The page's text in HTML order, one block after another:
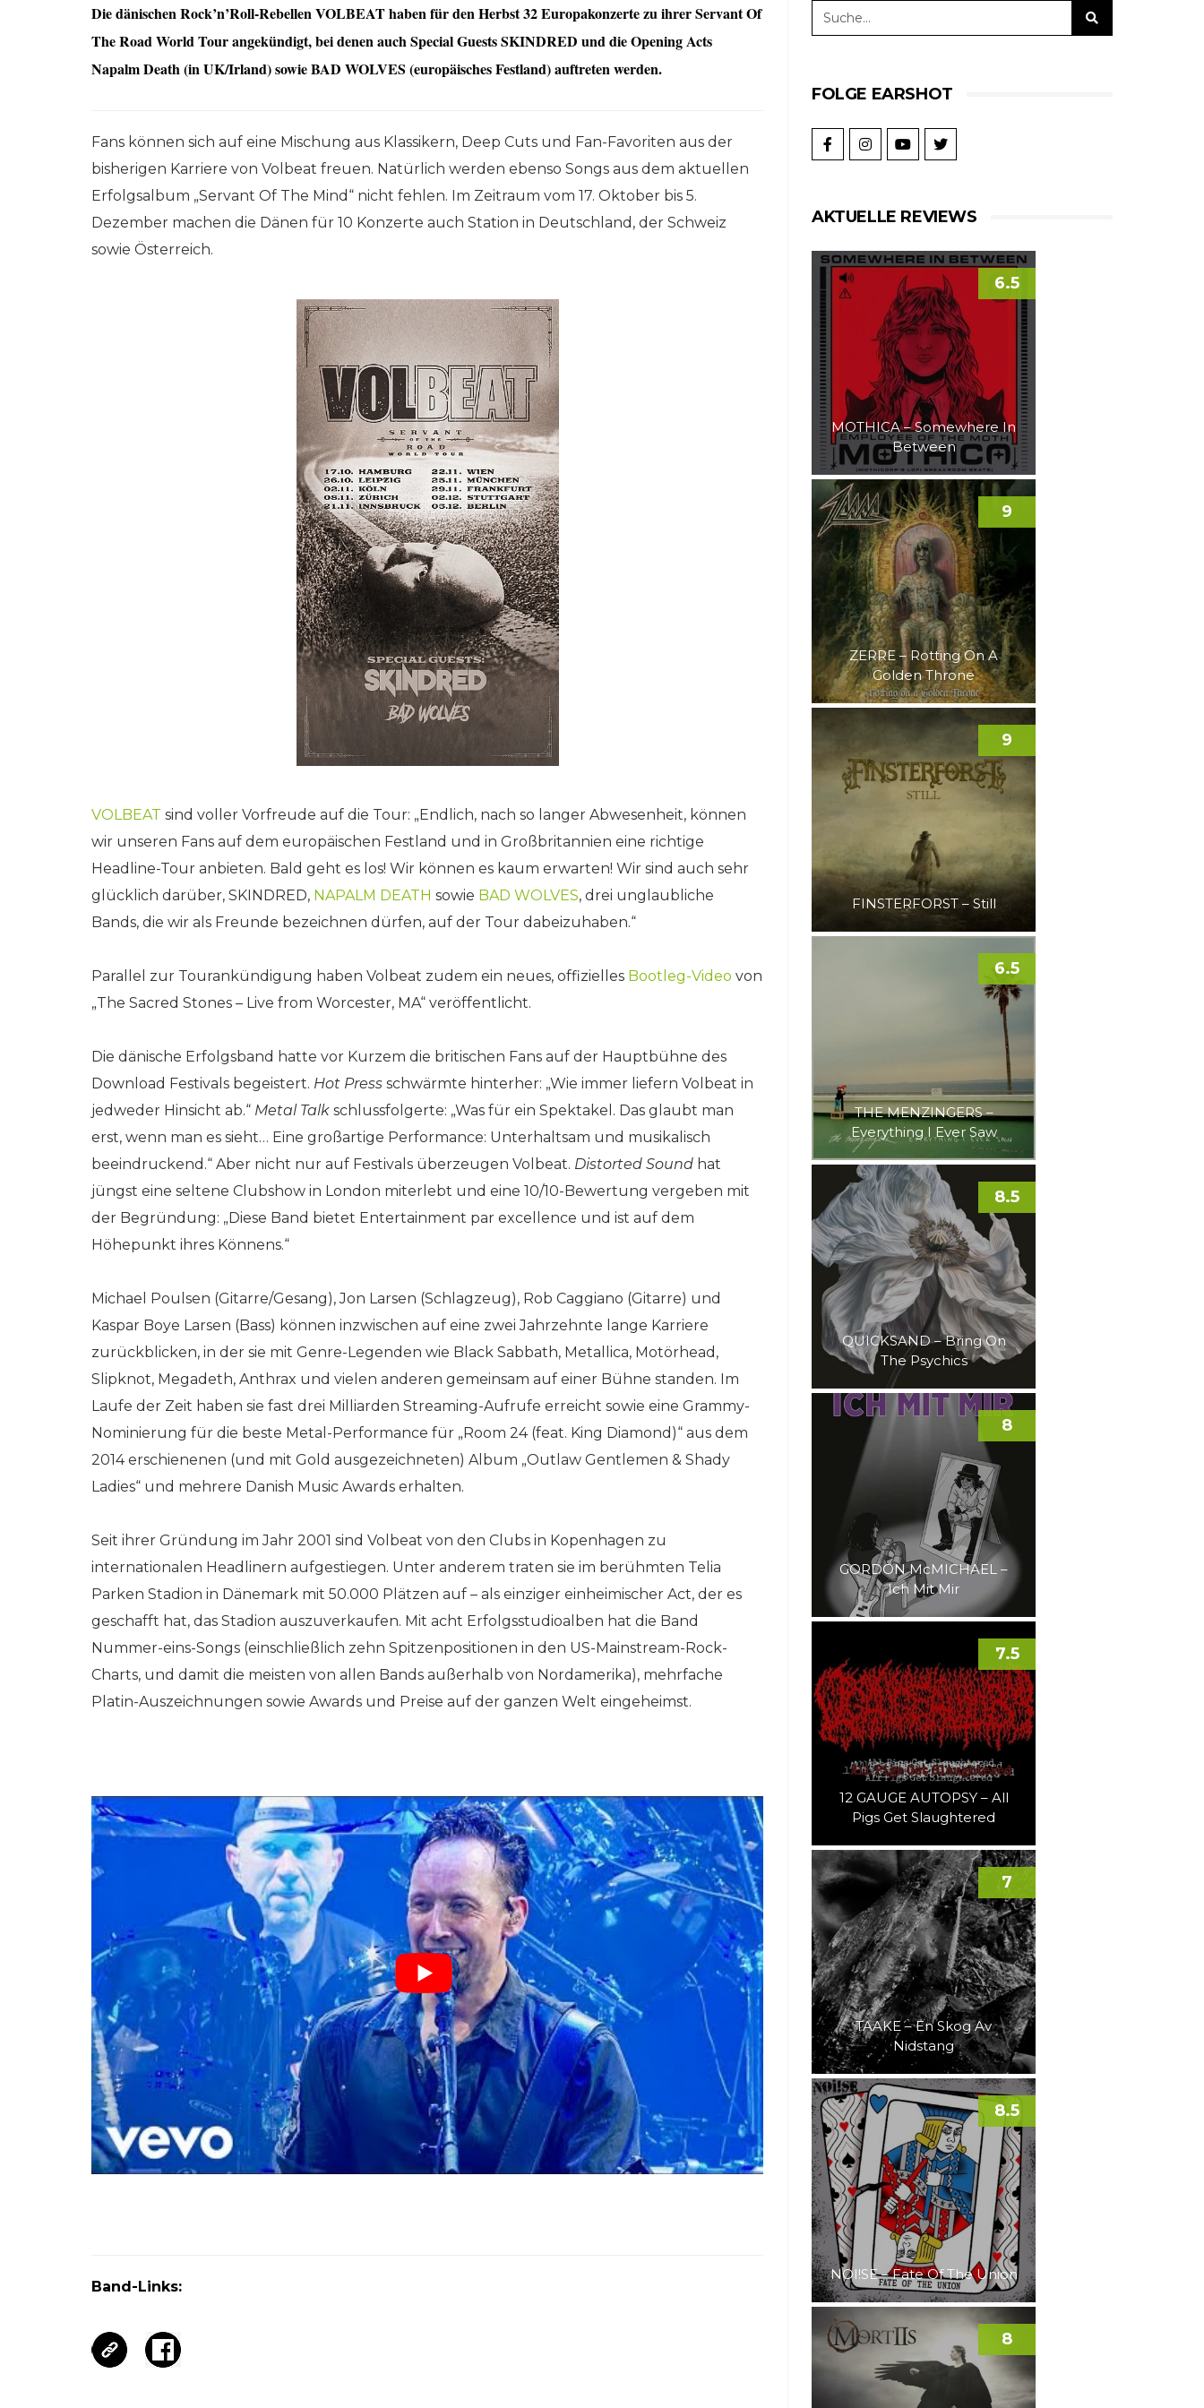
Die dänischen Rock’n’Roll-Rebellen VOLBEAT haben für den Herbst 32 Europakonzerte zu ihrer Servant Of
The Road World Tour angekündigt, bei denen auch Special Guests SKINDRED und die Opening Acts
Napalm Death (in UK/Irland) sowie BAD WOLVES (europäisches Festland) auftreten werden.
Fans können sich auf eine Mischung aus Klassikern, Deep Cuts und Fan-Favoriten aus der
bisherigen Karriere von Volbeat freuen. Natürlich werden ebenso Songs aus dem aktuellen
Erfolgsalbum „Servant Of The Mind“ nicht fehlen. Im Zeitraum vom 17. Oktober bis 5.
Dezember machen die Dänen für 10 Konzerte auch Station in Deutschland, der Schweiz
sowie Österreich.
VOLBEAT sind voller Vorfreude auf die Tour: „Endlich, nach so langer Abwesenheit, können
wir unseren Fans auf dem europäischen Festland und in Großbritannien eine richtige
Headline-Tour anbieten. Bald geht es los! Wir können es kaum erwarten! Wir sind auch sehr
glücklich darüber, SKINDRED, NAPALM DEATH sowie BAD WOLVES, drei unglaubliche
Bands, die wir als Freunde bezeichnen dürfen, auf der Tour dabeizuhaben.“
Parallel zur Tourankündigung haben Volbeat zudem ein neues, offizielles Bootleg-Video von
„The Sacred Stones – Live from Worcester, MA“ veröffentlicht.
Die dänische Erfolgsband hatte vor Kurzem die britischen Fans auf der Hauptbühne des
Download Festivals begeistert. Hot Press schwärmte hinterher: „Wie immer liefern Volbeat in
jedweder Hinsicht ab.“ Metal Talk schlussfolgerte: „Was für ein Spektakel. Das glaubt man
erst, wenn man es sieht… Eine großartige Performance: Unterhaltsam und musikalisch
beeindruckend.“ Aber nicht nur auf Festivals überzeugen Volbeat. Distorted Sound hat
jüngst eine seltene Clubshow in London miterlebt und eine 10/10-Bewertung vergeben mit
der Begründung: „Diese Band bietet Entertainment par excellence und ist auf dem
Höhepunkt ihres Könnens.“
Michael Poulsen (Gitarre/Gesang), Jon Larsen (Schlagzeug), Rob Caggiano (Gitarre) und
Kaspar Boye Larsen (Bass) können inzwischen auf eine zwei Jahrzehnte lange Karriere
zurückblicken, in der sie mit Genre-Legenden wie Black Sabbath, Metallica, Motörhead,
Slipknot, Megadeth, Anthrax und vielen anderen gemeinsam auf einer Bühne standen. Im
Laufe der Zeit haben sie fast drei Milliarden Streaming-Aufrufe erreicht sowie eine Grammy-
Nominierung für die beste Metal-Performance für „Room 24 (feat. King Diamond)“ aus dem
2014 erschienenen (und mit Gold ausgezeichneten) Album „Outlaw Gentlemen & Shady
Ladies“ und mehrere Danish Music Awards erhalten.
Seit ihrer Gründung im Jahr 2001 sind Volbeat von den Clubs in Kopenhagen zu
internationalen Headlinern aufgestiegen. Unter anderem traten sie im berühmten Telia
Parken Stadion in Dänemark mit 50.000 Plätzen auf – als einziger einheimischer Act, der es
geschafft hat, das Stadion auszuverkaufen. Mit acht Erfolgsstudioalben hat die Band
Nummer-eins-Songs (einschließlich zehn Spitzenpositionen in den US-Mainstream-Rock-
Charts, und damit die meisten von allen Bands außerhalb von Nordamerika), mehrfache
Platin-Auszeichnungen sowie Awards und Preise auf der ganzen Welt eingeheimst.
Band-Links:
FOLGE EARSHOT
AKTUELLE REVIEWS
MOTHICA – Somewhere In
Between
6.5
ZERRE – Rotting On A
Golden Throne
9
FINSTERFORST – Still
9
THE MENZINGERS –
Everything I Ever Saw
6.5
QUICKSAND – Bring On
The Psychics
8.5
GORDON McMICHAEL –
Ich Mit Mir
8
12 GAUGE AUTOPSY – All
Pigs Get Slaughtered
7.5
TAAKE – En Skog Av
Nidstang
7
NOI!SE – Fate Of The Union
8.5
8